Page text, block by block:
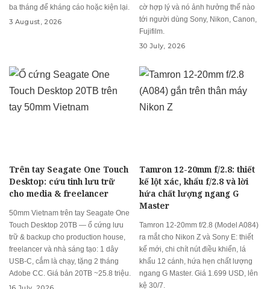
ba tháng để kháng cáo hoặc kiện lại.
3 August, 2026
cờ hợp lý và nó ảnh hưởng thế nào
tới người dùng Sony, Nikon, Canon,
Fujifilm.
30 July, 2026
Trên tay Seagate One Touch
Desktop: cứu tinh lưu trữ
cho media & freelancer
50mm Vietnam trên tay Seagate One
Touch Desktop 20TB — ổ cứng lưu
trữ & backup cho production house,
freelancer và nhà sáng tạo: 1 dây
USB-C, cắm là chạy, tặng 2 tháng
Adobe CC. Giá bản 20TB ~25.8 triệu.
Tamron 12-20mm f/2.8: thiết
kế lột xác, khẩu f/2.8 và lời
hứa chất lượng ngang G
Master
Tamron 12-20mm f/2.8 (Model A084)
ra mắt cho Nikon Z và Sony E: thiết
kế mới, chi chít nút điều khiển, lá
khẩu 12 cánh, hứa hẹn chất lượng
ngang G Master. Giá 1.699 USD, lên
kệ 30/7.